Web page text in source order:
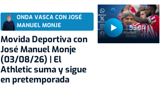
53:04
ONDA VASCA CON JOSÉ
MANUEL MONJE
Movida Deportiva con
José Manuel Monje
(03/08/26) | El
Athletic suma y sigue
en pretemporada